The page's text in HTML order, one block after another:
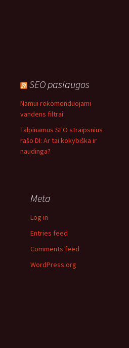
SEO paslaugos
Namui rekomenduojami
vandens filtrai
Talpinamus SEO straipsnius
rašo DI: Ar tai kokybiška ir
naudinga?
Meta
Log in
Entries feed
Comments feed
WordPress.org